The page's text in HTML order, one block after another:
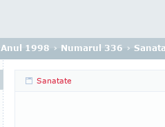
Anul 1998 › Numarul 336 ›
Sanatate